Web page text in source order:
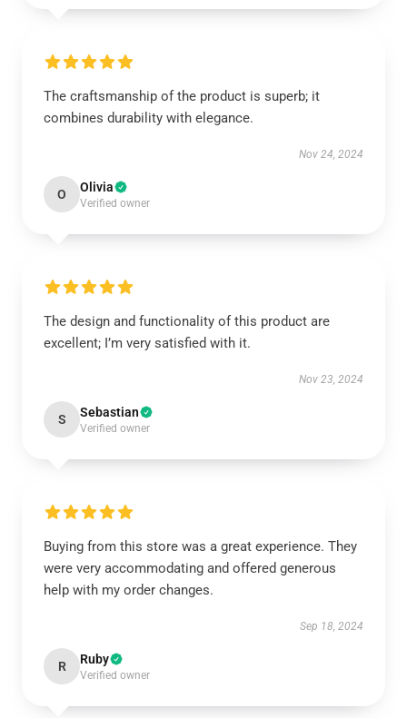
The craftsmanship of the product is superb; it
combines durability with elegance.
Nov 24, 2024
O Olivia
Verified owner
The design and functionality of this product are
excellent; I’m very satisfied with it.
Nov 23, 2024
S Sebastian
Verified owner
Buying from this store was a great experience. They
were very accommodating and offered generous
help with my order changes.
Sep 18, 2024
R Ruby
Verified owner